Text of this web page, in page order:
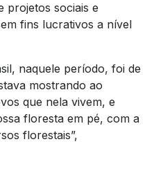
projetos sociais e
fins lucrativos a nível
naquele período, foi de
mostrando ao
que nela vivem, e
floresta em pé, com a
florestais”,